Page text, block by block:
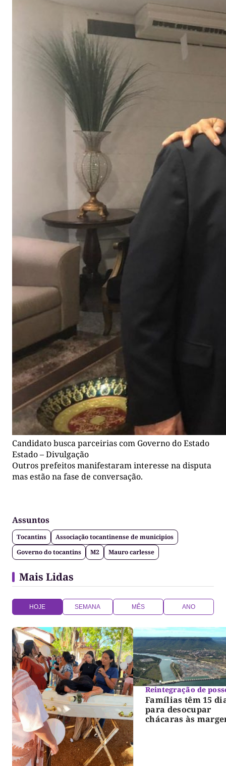
Candidato busca parceirias com Governo do Estado
Estado – Divulgação
Outros prefeitos manifestaram interesse na disputa
mas estão na fase de conversação.
Assuntos
Tocantins
Associação tocantinense de municipios
Governo do tocantins
M2 Mauro carlesse
Mais Lidas
HOJE SEMANA MÊS ANO
Reintegração de
Famílias têm 15
para desocupar
chácaras às